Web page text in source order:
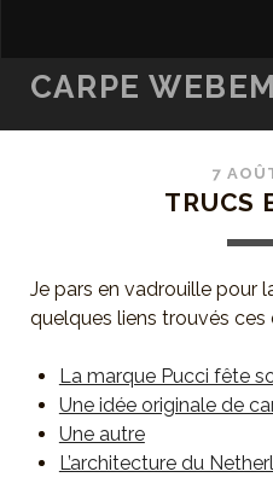
CARPE WEBEM
7
TRUCS
Je pars en vadrouille pour
quelques liens trouvés ces
La marque Pucci fête
Une idée originale de
Une autre
L’architecture du